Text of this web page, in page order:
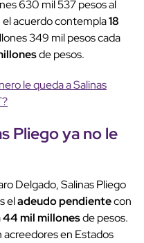
630 mil 537 pesos al
el acuerdo contempla18
349 mil pesos cada
de pesos.
le queda a Salinas
Pliego ya no le
Delgado, Salinas Pliego
eladeudo pendientecon
44 mil millonesde pesos.
acreedores en Estados